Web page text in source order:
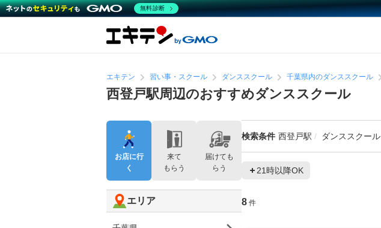
エキテン 習い事・スクール ダンススクール 千葉県内のダンススクール
西登戸駅周辺のおすすめダンススクール
検索条件 西登戸駅 ダンススクール
21時以降OK
8 件
お店に行
く
来て
もらう
届けても
らう
エリア
無料診断